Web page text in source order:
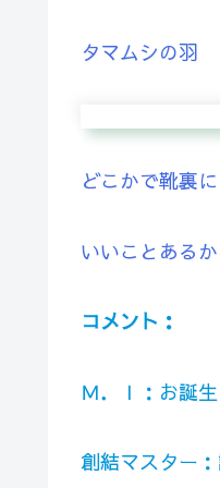
タマムシの羽
どこかで靴裏
いいことある
コメント：
Ｍ．Ｉ：お誕
創結マスター